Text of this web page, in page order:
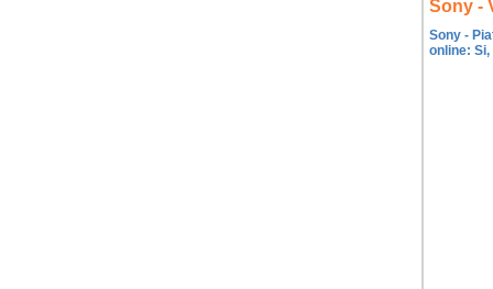
Sony -
Sony -
online: